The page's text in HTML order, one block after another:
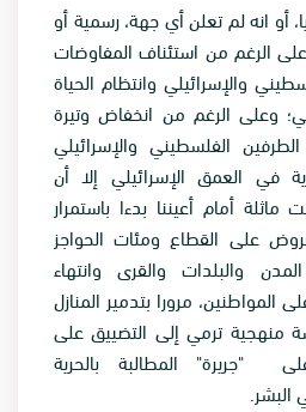
أو انه لم تعلن أي جهة، رسمية أو
الرغم من استئناف المفاوضات
والإسرائيلي وانتظام الحياة
وعلى الرغم من انخفاض وتيرة
الفلسطيني والإسرائيلي
في العمق الإسرائيلي إلا أن
ماثلة أمام أعيننا بدءا باستمرار
على القطاع ومئات الحواجز
والبلدات والقرى وانتهاء
المواطنين، مرورا بتدمير المنازل
منهجية ترمي إلى التضييق على
"جريرة" المطالبة بالحرية
البشر.